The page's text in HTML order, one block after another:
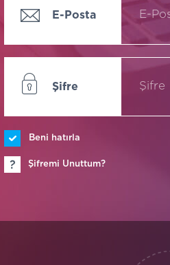
E-Posta
Şifre
Beni hatırla
Şifremi Unuttum?